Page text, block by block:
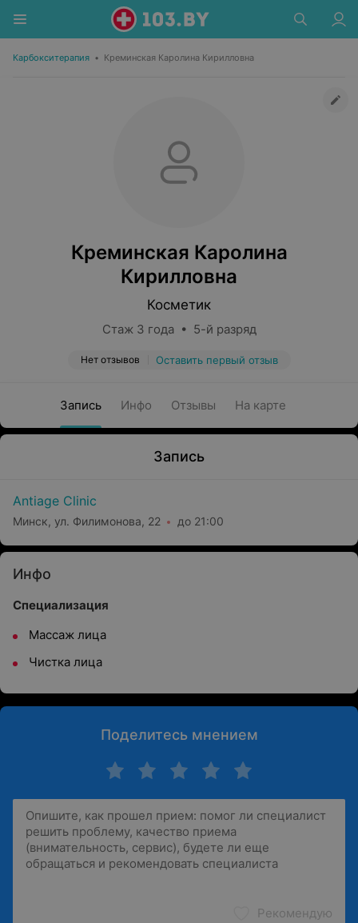
Карбокситерапия • Креминская Каролина Кирилловна
Креминская Каролина
Кирилловна
Косметик
Стаж 3 года • 5-й разряд
Нет отзывов Оставить первый отзыв
Запись Инфо Отзывы На карте
Запись
Antiage Clinic
Минск, ул. Филимонова, 22 до 21:00
Инфо
Специализация
Массаж лица
Чистка лица
Поделитесь мнением
Рекомендую